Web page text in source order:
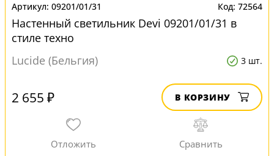
09201/01/31 72564
Настенный светильник Devi 09201/01/31 в
стиле техно
Lucide (Бельгия)
3 шт.
2 655 ₽ В КОРЗИНУ